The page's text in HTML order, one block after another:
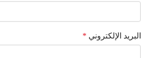
البريد الإلكتروني *